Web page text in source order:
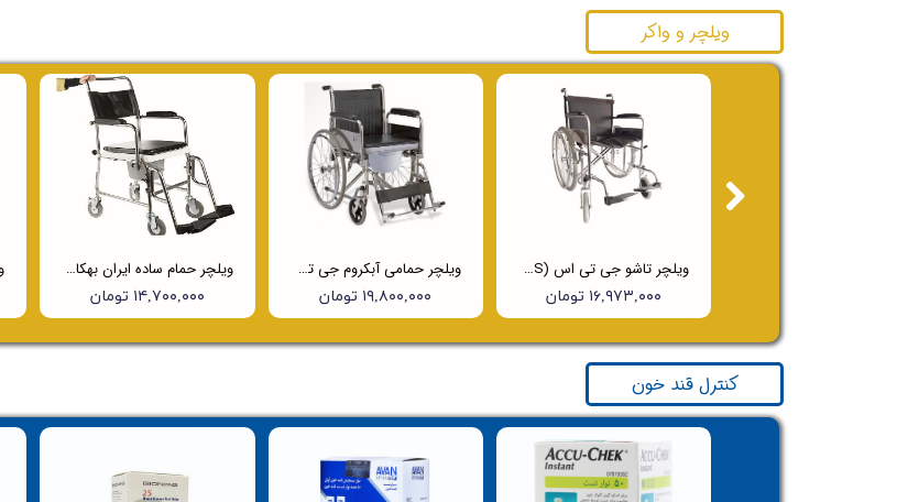
ویلچر حمام ساده ایران بهکار 790
۱۴,۷۰۰,۰۰۰ تومان
ویلچر حمامی آبکروم جی تی اس (JTS) مدل 681
۱۹,۸۰۰,۰۰۰ تومان
ویلچر تاشو جی تی اس (JTS) مدل 809A
۱۶,۹۷۳,۰۰۰ تومان
ویلچر و واکر
کنترل قند خون